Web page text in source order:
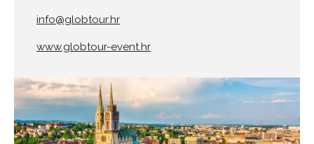
info@globtour.hr
www.globtour-event.hr